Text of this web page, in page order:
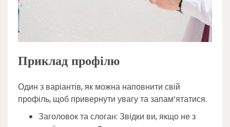
Приклад профілю
Один з варіантів, як можна наповнити свій
профіль, щоб привернути увагу та запам’ятатися.
Заголовок та слоган: Звідки ви, якщо не з